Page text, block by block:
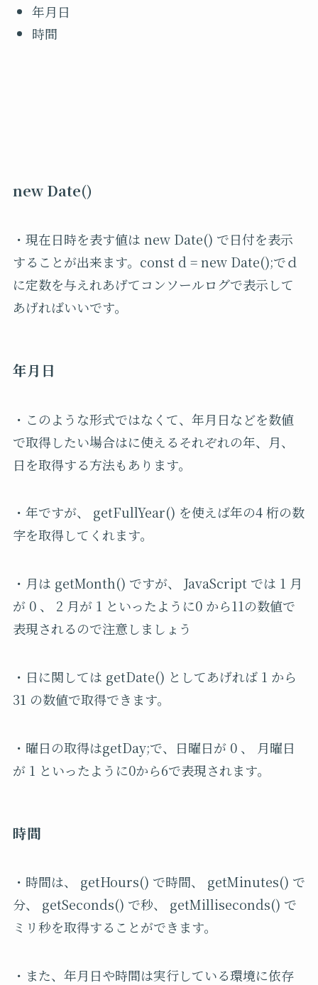
年月日
時間
new Date()
・現在日時を表す値は new Date() で日付を表示
することが出来ます。const d = new Date();でｄ
に定数を与えれあげてコンソールログで表示して
あげればいいです。
年月日
・このような形式ではなくて、年月日などを数値
で取得したい場合はに使えるそれぞれの年、月、
日を取得する方法もあります。
・年ですが、 getFullYear() を使えば年の4 桁の数
字を取得してくれます。
・月は getMonth() ですが、 JavaScript では 1 月
が 0 、 2 月が 1 といったように0 から11の数値で
表現されるので注意しましょう
・日に関しては getDate() としてあげれば 1 から
31 の数値で取得できます。
・曜日の取得はgetDay;で、日曜日が 0 、 月曜日
が 1 といったように0から6で表現されます。
時間
・時間は、 getHours() で時間、 getMinutes() で
分、 getSeconds() で秒、 getMilliseconds() で
ミリ秒を取得することができます。
・また、年月日や時間は実行している環境に依存